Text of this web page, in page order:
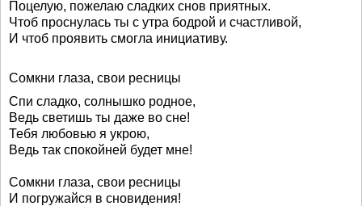
Поцелую, пожелаю сладких снов приятных.
Чтоб проснулась ты с утра бодрой и счастливой,
И чтоб проявить смогла инициативу.
Сомкни глаза, свои ресницы
Спи сладко, солнышко родное,
Ведь светишь ты даже во сне!
Тебя любовью я укрою,
Ведь так спокойней будет мне!
Сомкни глаза, свои ресницы
И погружайся в сновидения!